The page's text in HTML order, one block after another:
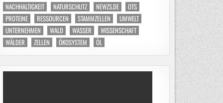
NACHHALTIGKEIT
NATURSCHUTZ NEWZS.DE
OTS
PROTEINE
RESSOURCEN STAMMZELLEN
UMWELT
UNTERNEHMEN
WALD WASSER
WISSENSCHAFT
WÄLDER
ZELLEN ÖKOSYSTEM ÖL